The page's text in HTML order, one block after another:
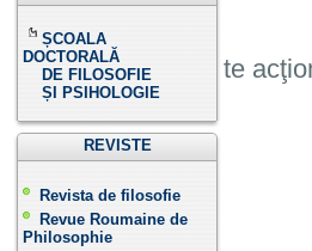
ȘCOALA
DOCTORALĂ
DE FILOSOFIE
ȘI PSIHOLOGIE
REVISTE
Revista de filosofie
Revue Roumaine de
Philosophie
Site